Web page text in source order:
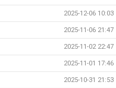
2025-12-06 10:03
2025-11-06 21:47
2025-11-02 22:47
2025-11-01 17:46
2025-10-31 21:53